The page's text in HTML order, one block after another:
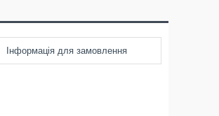
Інформація для замовлення